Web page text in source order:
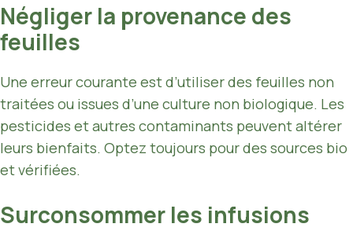
Négliger la provenance des
feuilles
Une erreur courante est d’utiliser des feuilles non
traitées ou issues d’une culture non biologique. Les
pesticides et autres contaminants peuvent altérer
leurs bienfaits. Optez toujours pour des sources bio
et vérifiées.
Surconsommer les infusions